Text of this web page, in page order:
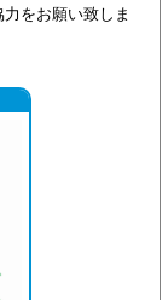
をお願い致しま